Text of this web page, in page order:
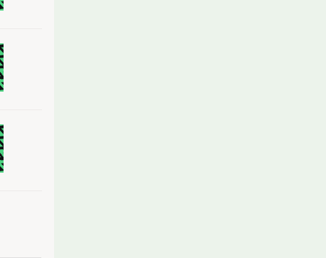
gingen, kann im Juli etwas ganz anderes passieren. Weitere 150
Was kann der Mainzer Rekordmann?